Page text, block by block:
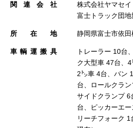
関連会社
株式会社ヤマセイ
富士トラック団地
所在地 静岡県富士市依田
車輌運搬具
トレーラー 10台
ク大型車 47台、4
2㌧車 4台、バン
台、ロールクラン
サイドクランプ 6
台、ピッカーエー
リーチフォーク